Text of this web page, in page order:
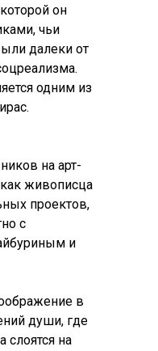
он
чьи
далеки от
одним из
на арт-
живописца
проектов,
с
и
в
души, где
слоятся на